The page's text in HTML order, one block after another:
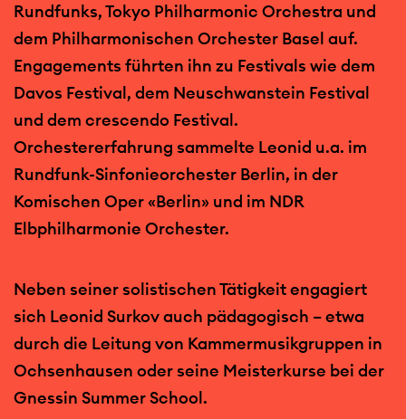
Rundfunks, Tokyo Philharmonic Orchestra und
dem Philharmonischen Orchester Basel auf.
Engagements führten ihn zu Festivals wie dem
Davos Festival, dem Neuschwanstein Festival
und dem crescendo Festival.
Orchestererfahrung sammelte Leonid u.a. im
Rundfunk-Sinfonieorchester Berlin, in der
Komischen Oper «Berlin» und im NDR
Elbphilharmonie Orchester.
Neben seiner solistischen Tätigkeit engagiert
sich Leonid Surkov auch pädagogisch – etwa
durch die Leitung von Kammermusikgruppen in
Ochsenhausen oder seine Meisterkurse bei der
Gnessin Summer School.